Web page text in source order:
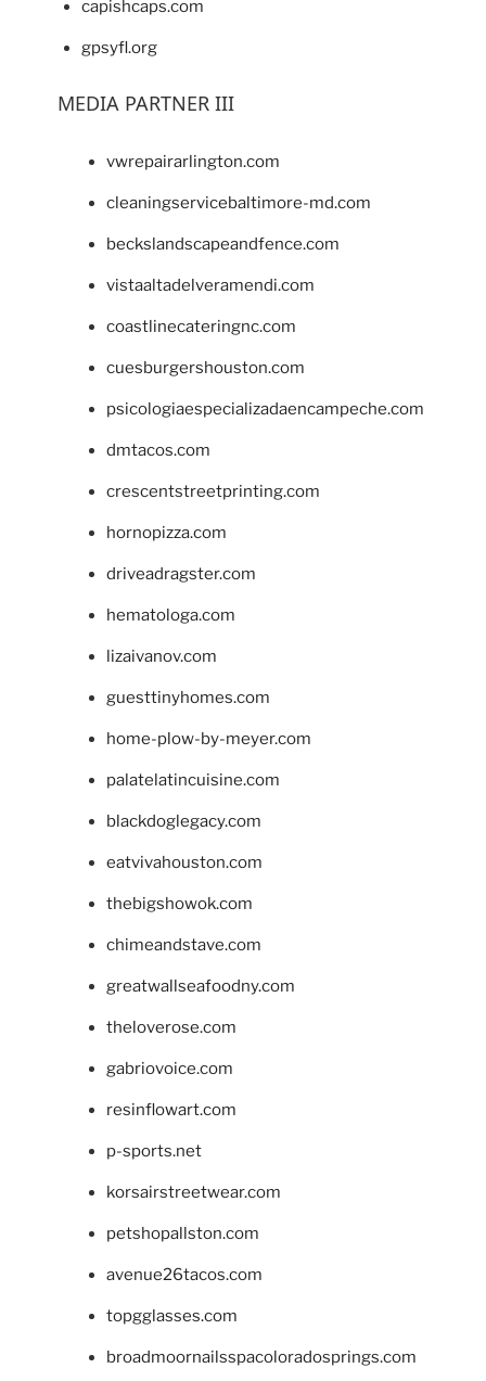
capishcaps.com
gpsyfl.org
MEDIA PARTNER III
vwrepairarlington.com
cleaningservicebaltimore-md.com
beckslandscapeandfence.com
vistaaltadelveramendi.com
coastlinecateringnc.com
cuesburgershouston.com
psicologiaespecializadaencampeche.com
dmtacos.com
crescentstreetprinting.com
hornopizza.com
driveadragster.com
hematologa.com
lizaivanov.com
guesttinyhomes.com
home-plow-by-meyer.com
palatelatincuisine.com
blackdoglegacy.com
eatvivahouston.com
thebigshowok.com
chimeandstave.com
greatwallseafoodny.com
theloverose.com
gabriovoice.com
resinflowart.com
p-sports.net
korsairstreetwear.com
petshopallston.com
avenue26tacos.com
topgglasses.com
broadmoornailsspacoloradosprings.com